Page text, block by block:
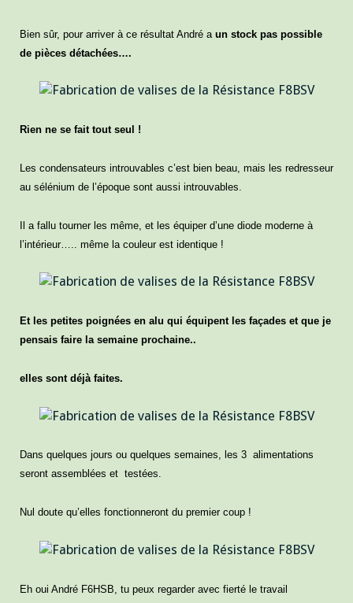
Bien sûr, pour arriver à ce résultat André a un stock pas possible
de pièces détachées….
Rien ne se fait tout seul !
Les condensateurs introuvables c’est bien beau, mais les redresseur
au sélénium de l’époque sont aussi introuvables.
Il a fallu tourner les même, et les équiper d’une diode moderne à
l’intérieur….. même la couleur est identique !
Et les petites poignées en alu qui équipent les façades et que je
pensais faire la semaine prochaine..
elles sont déjà faites.
Dans quelques jours ou quelques semaines, les 3 alimentations
seront assemblées et testées.
Nul doute qu’elles fonctionneront du premier coup !
Eh oui André F6HSB, tu peux regarder avec fierté le travail